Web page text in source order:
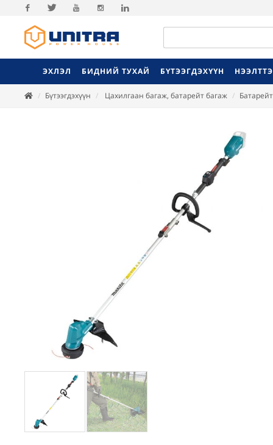
Facebook
ЭХЛЭЛ БИДНИЙ ТУХАЙ БҮТЭЭГДЭХҮҮН
Бүтээгдэхүүн Цахилгаан багаж, батарейт багаж